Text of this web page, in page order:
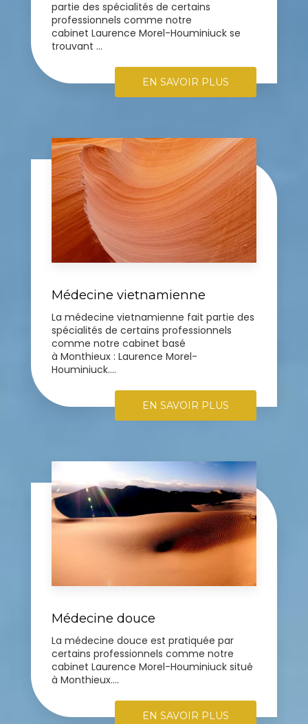
partie des spécialités de certains
professionnels comme notre
cabinet Laurence Morel-Houminiuck se
trouvant ...
EN SAVOIR PLUS
Médecine vietnamienne
La médecine vietnamienne fait partie des
spécialités de certains professionnels
comme notre cabinet basé
à Monthieux : Laurence Morel-
Houminiuck....
EN SAVOIR PLUS
Médecine douce
La médecine douce est pratiquée par
certains professionnels comme notre
cabinet Laurence Morel-Houminiuck situé
à Monthieux....
EN SAVOIR PLUS